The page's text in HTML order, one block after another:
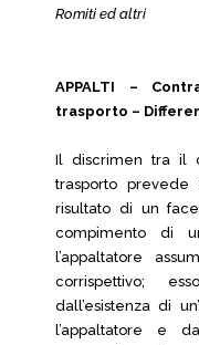
Romiti ed altri
APPALTI –
trasporto –
Il discrimen tra il
trasporto
risultato di un
compimento di
l’appaltatore
corrispettivo;
dall’esistenza di
l’appaltatore e